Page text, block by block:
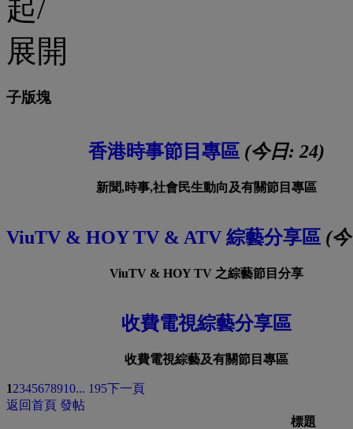
子版塊
香港時事節目專區(今日: 24)
新聞,時事,社會民生動向及有關節目專區
ViuTV & HOY TV & ATV 綜藝分享區 (
ViuTV & HOY TV 之綜藝節目分享
收費電視綜藝分享區
收費電視綜藝及有關節目專區
12345678910... 195下一頁
返回首頁 發帖
標題